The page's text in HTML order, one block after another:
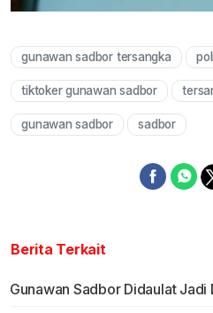
gunawan sadbor tersangka
tiktoker gunawan sadbor
gunawan sadbor sadbor
Berita Terkait
Gunawan Sadbor Didaulat Jadi